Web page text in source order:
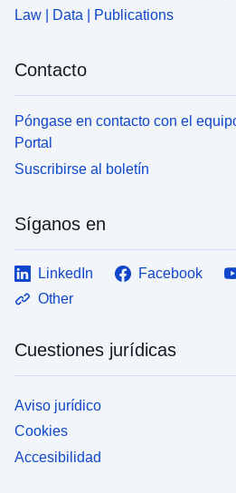
Law | Data | Publications
Contacto
Póngase en contacto con el
Portal
Suscribirse al boletín
Síganos en
LinkedIn Facebook
Other
Cuestiones jurídicas
Aviso jurídico
Cookies
Accesibilidad